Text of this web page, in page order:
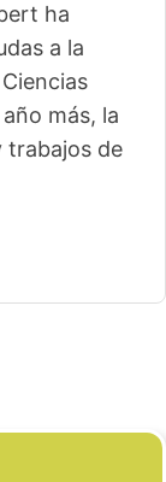
ha
a la
más, la
trabajos de